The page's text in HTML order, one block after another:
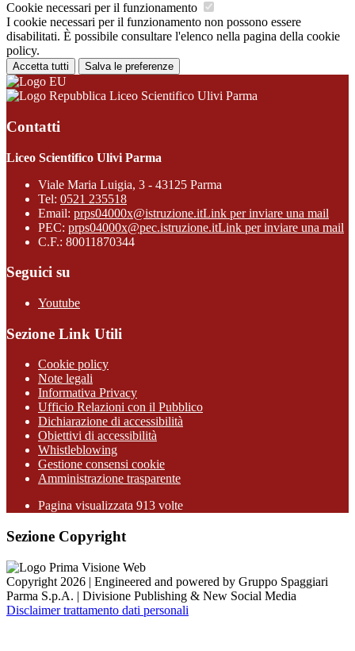
Cookie necessari per il funzionamento
I cookie necessari per il funzionamento non possono essere
disabilitati. È possibile consultare l'elenco nella pagina della cookie
policy.
Accetta tutti Salva le preferenze
Liceo Scientifico Ulivi Parma
Contatti
Liceo Scientifico Ulivi Parma
Viale Maria Luigia, 3 - 43125 Parma
Tel: 0521 235518
Email: prps04000x@istruzione.itLink per inviare una mail
PEC: prps04000x@pec.istruzione.itLink per inviare una mail
C.F.: 80011870344
Seguici su
Youtube
Sezione Link Utili
Cookie policy
Note legali
Informativa Privacy
Ufficio Relazioni con il Pubblico
Dichiarazione di accessibilità
Obiettivi di accessibilità
Whistleblowing
Gestione consensi cookie
Amministrazione trasparente
Pagina visualizzata 913 volte
Sezione Copyright
Copyright 2026 | Engineered and powered by Gruppo Spaggiari
Parma S.p.A. | Divisione Publishing & New Social Media
Disclaimer trattamento dati personali